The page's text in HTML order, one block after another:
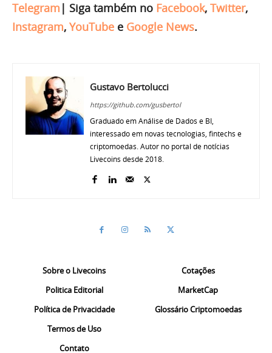
Telegram | Siga também no Facebook, Twitter,
Instagram, YouTube e Google News.
Gustavo Bertolucci
https://github.com/gusbertol
Graduado em Análise de Dados e BI,
interessado em novas tecnologias, fintechs e
criptomoedas. Autor no portal de notícias
Livecoins desde 2018.
Sobre o Livecoins
Politica Editorial
Política de Privacidade
Termos de Uso
Contato
Cotações
MarketCap
Glossário Criptomoedas